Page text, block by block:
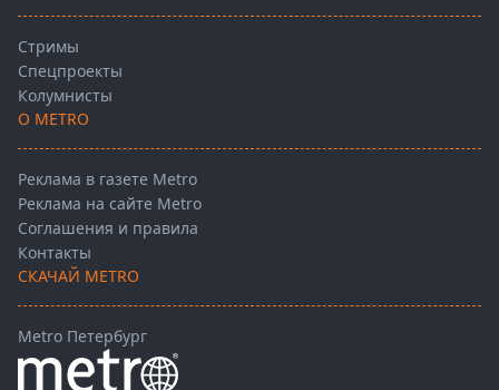
Стримы
Спецпроекты
Колумнисты
О METRO
Реклама в газете Metro
Реклама на сайте Metro
Соглашения и правила
Контакты
СКАЧАЙ METRO
Metro Петербург